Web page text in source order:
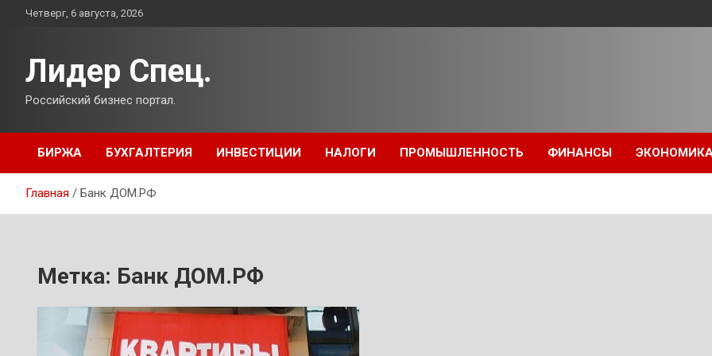
ПерейтиЧетверг, 6 августа, 2026
Лидер Спец.
Российский бизнес портал.
БИРЖА БУХГАЛТЕРИЯ ИНВЕСТИЦИИ НАЛОГИ ПРОМЫШЛЕННОСТЬ ФИНАНСЫ
Главная Банк ДОМ.РФ
Метка: Банк ДОМ.РФ